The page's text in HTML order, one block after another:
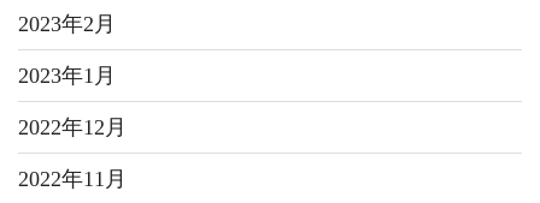
2023年2月
2023年1月
2022年12月
2022年11月